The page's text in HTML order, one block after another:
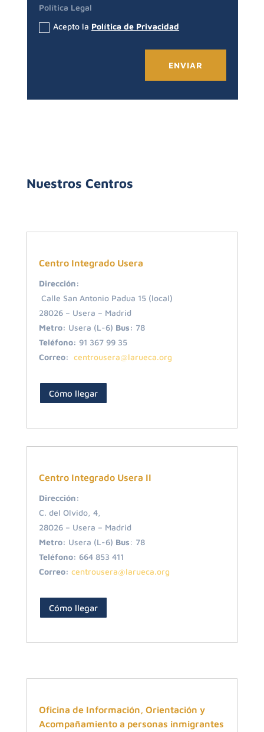
Política Legal
Acepto la Política de Privacidad
ENVIAR
Nuestros Centros
Centro Integrado Usera
Dirección:
Calle San Antonio Padua 15 (local)
28026 – Usera – Madrid
Metro: Usera (L-6) Bus: 78
Teléfono: 91 367 99 35
Correo: centrousera@larueca.org
Cómo llegar
Centro Integrado Usera II
Dirección:
C. del Olvido, 4,
28026 – Usera – Madrid
Metro: Usera (L-6) Bus: 78
Teléfono: 664 853 411
Correo: centrousera@larueca.org
Cómo llegar
Oficina de Información, Orientación y
Acompañamiento a personas inmigrantes